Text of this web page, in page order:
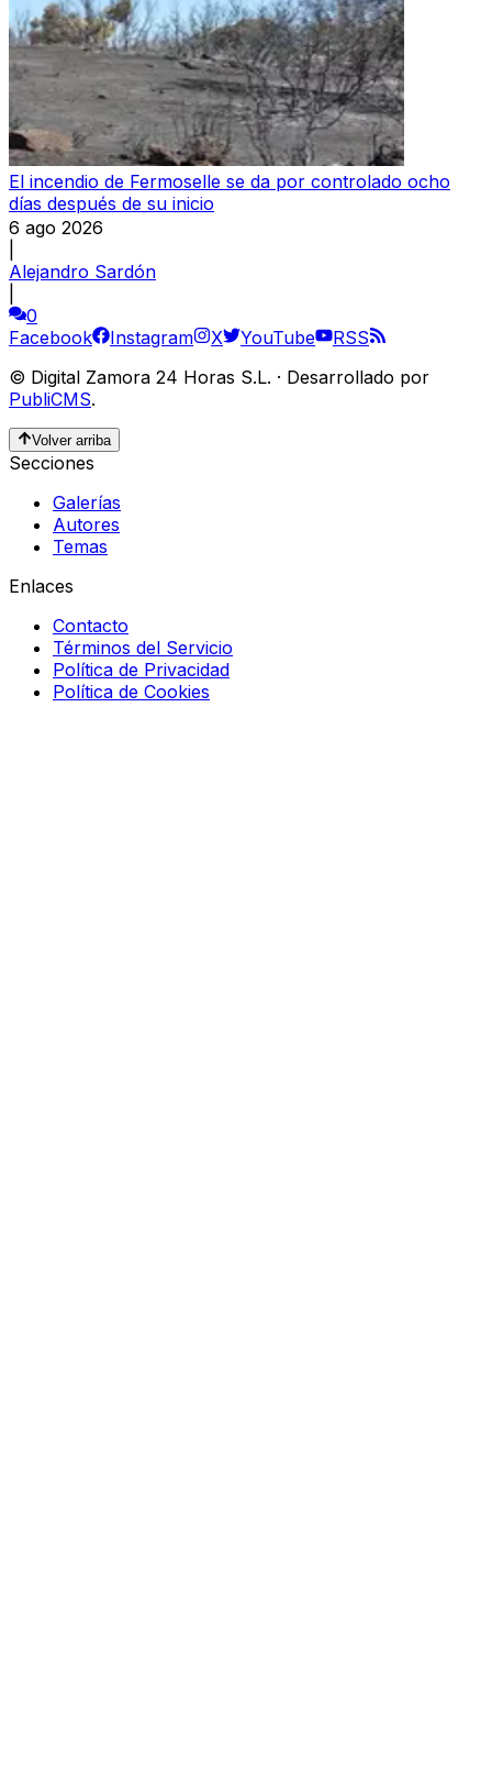
El incendio de Fermoselle se da por controlado ocho
días después de su inicio
6 ago 2026
Alejandro Sardón
0
Facebook
Instagram X YouTube
RSS
© Digital Zamora 24 Horas S.L. · Desarrollado por
PubliCMS.
Volver arriba
Secciones
Galerías
Autores
Temas
Enlaces
Contacto
Términos del Servicio
Política de Privacidad
Política de Cookies